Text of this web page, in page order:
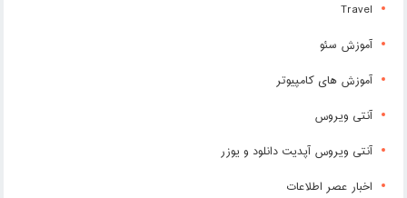
Travel
آموزش سئو
آموزش های کامپیوتر
آنتی ویروس
آنتی ویروس آپدیت دانلود و یوزر
اخبار عصر اطلاعات